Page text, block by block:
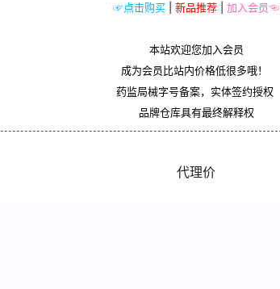
☞点击购买 新品推荐 加入会员☜
本站欢迎您加入会员
成为会员比站内价格低很多哦！
药监局械字号备案，实体签约授权
品牌仓库具有最终解释权
代理价